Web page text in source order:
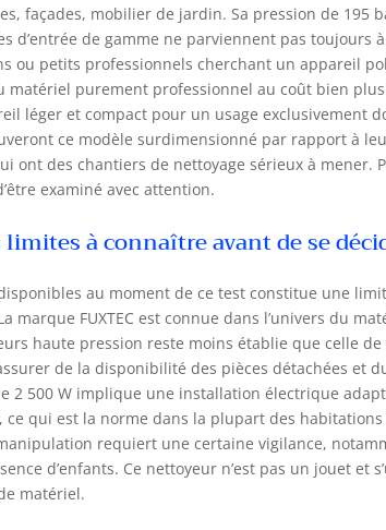
façades, mobilier de jardin. Sa pression de 195
d’entrée de gamme ne parviennent pas toujours
ou petits professionnels cherchant un appareil
matériel purement professionnel au coût bien plus
léger et compact pour un usage exclusivement
ce modèle surdimensionné par rapport à
ont des chantiers de nettoyage sérieux à mener.
examiné avec attention.
à connaître avant de se
disponibles au moment de ce test constitue une
marque FUXTEC est connue dans l’univers du
haute pression reste moins établie que celle
de la disponibilité des pièces détachées et
2 500 W implique une installation électrique
ce qui est la norme dans la plupart des
requiert une certaine vigilance,
d’enfants. Ce nettoyeur n’est pas un jouet et
matériel.